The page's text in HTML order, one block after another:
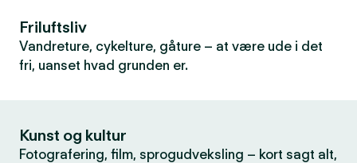
Friluftsliv
Vandreture, cykelture, gåture – at være ude i det
fri, uanset hvad grunden er.
Kunst og kultur
Fotografering, film, sprogudveksling – kort sagt alt,